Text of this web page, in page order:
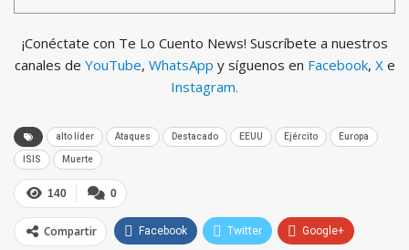
¡Conéctate con Te Lo Cuento News! Suscríbete a nuestros
canales de YouTube, WhatsApp y síguenos en Facebook, X e
Instagram.
alto líder Ataques Destacado EEUU Ejército Europa
ISIS Muerte
0
140
Compartir Facebook Twitter Google+